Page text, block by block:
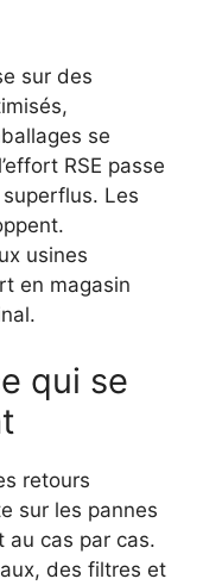
sur des
se
RSE passe
Les
usines
en magasin
qui se
retours
sur les pannes
au cas par cas.
des filtres et